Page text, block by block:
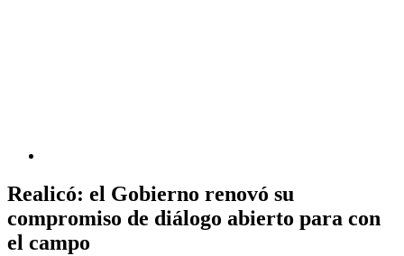
Realicó: el Gobierno renovó su
compromiso de diálogo abierto para con
el campo